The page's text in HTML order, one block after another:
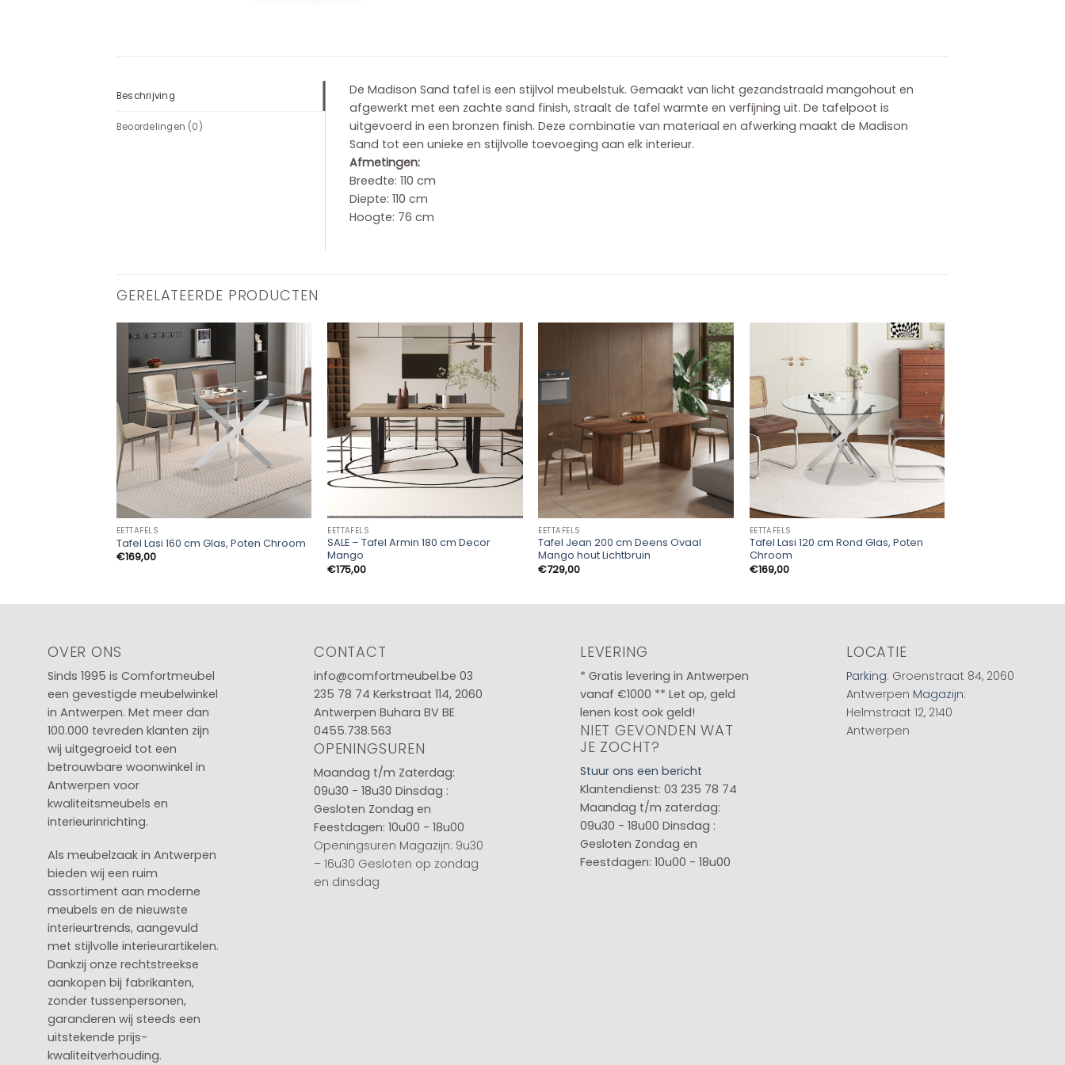
Beschrijving
Beoordelingen (0)
De Madison Sand tafel is een stijlvol meubelstuk. Gemaakt van licht gezandstraald mangohout en
afgewerkt met een zachte sand finish, straalt de tafel warmte en verfijning uit. De tafelpoot is
uitgevoerd in een bronzen finish. Deze combinatie van materiaal en afwerking maakt de Madison
Sand tot een unieke en stijlvolle toevoeging aan elk interieur.
Afmetingen:
Breedte: 110 cm
Diepte: 110 cm
Hoogte: 76 cm
GERELATEERDE PRODUCTEN
EETTAFELS
Tafel Lasi 160 cm Glas, Poten Chroom
€169,00
EETTAFELS
SALE – Tafel Armin 180 cm Decor
Mango
€175,00
EETTAFELS
Tafel Jean 200 cm Deens Ovaal
Mango hout Lichtbruin
€729,00
EETTAFELS
Tafel Lasi 120 cm Rond Glas, Poten
Chroom
€169,00
OVER ONS
Sinds 1995 is Comfortmeubel
een gevestigde meubelwinkel
in Antwerpen. Met meer dan
100.000 tevreden klanten zijn
wij uitgegroeid tot een
betrouwbare woonwinkel in
Antwerpen voor
kwaliteitsmeubels en
interieurinrichting.
Als meubelzaak in Antwerpen
bieden wij een ruim
assortiment aan moderne
meubels en de nieuwste
interieurtrends, aangevuld
met stijlvolle interieurartikelen.
Dankzij onze rechtstreekse
aankopen bij fabrikanten,
zonder tussenpersonen,
garanderen wij steeds een
uitstekende prijs-
kwaliteitverhouding.
CONTACT
info@comfortmeubel.be 03
235 78 74 Kerkstraat 114, 2060
Antwerpen Buhara BV BE
0455.738.563
OPENINGSUREN
Maandag t/m Zaterdag:
09u30 - 18u30 Dinsdag :
Gesloten Zondag en
Feestdagen: 10u00 - 18u00
Openingsuren Magazijn: 9u30
– 16u30 Gesloten op zondag
en dinsdag
LEVERING
* Gratis levering in Antwerpen
vanaf €1000 ** Let op, geld
lenen kost ook geld!
NIET GEVONDEN WAT
JE ZOCHT?
Stuur ons een bericht
Klantendienst: 03 235 78 74
Maandag t/m zaterdag:
09u30 - 18u00 Dinsdag :
Gesloten Zondag en
Feestdagen: 10u00 - 18u00
LOCATIE
Parking: Groenstraat 84, 2060
Antwerpen Magazijn:
Helmstraat 12, 2140
Antwerpen